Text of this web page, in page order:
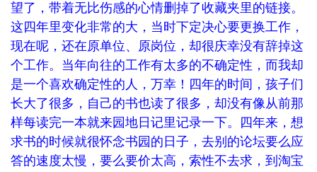
望了，带着无比伤感的心情删掉了收藏夹里的链接。
这四年里变化非常的大，当时下定决心要更换工作，
现在呢，还在原单位、原岗位，却很庆幸没有辞掉这
个工作。当年向往的工作有太多的不确定性，而我却
是一个喜欢确定性的人，万幸！四年的时间，孩子们
长大了很多，自己的书也读了很多，却没有像从前那
样每读完一本就来园地日记里记录一下。四年来，想
求书的时候就很怀念书园的日子，去别的论坛要么应
答的速度太慢，要么要价太高，索性不去求，到淘宝